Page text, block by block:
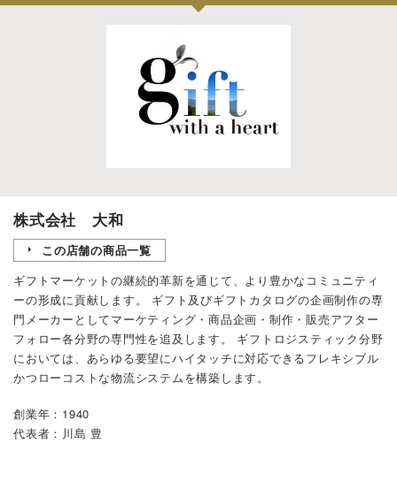
株式会社 大和
この店舗の商品一覧
ギフトマーケットの継続的革新を通じて、より豊かなコミュニティ
ーの形成に貢献します。 ギフト及びギフトカタログの企画制作の専
門メーカーとしてマーケティング・商品企画・制作・販売アフター
フォロー各分野の専門性を追及します。 ギフトロジスティック分野
においては、あらゆる要望にハイタッチに対応できるフレキシブル
かつローコストな物流システムを構築します。
創業年：1940
代表者：川島 豊